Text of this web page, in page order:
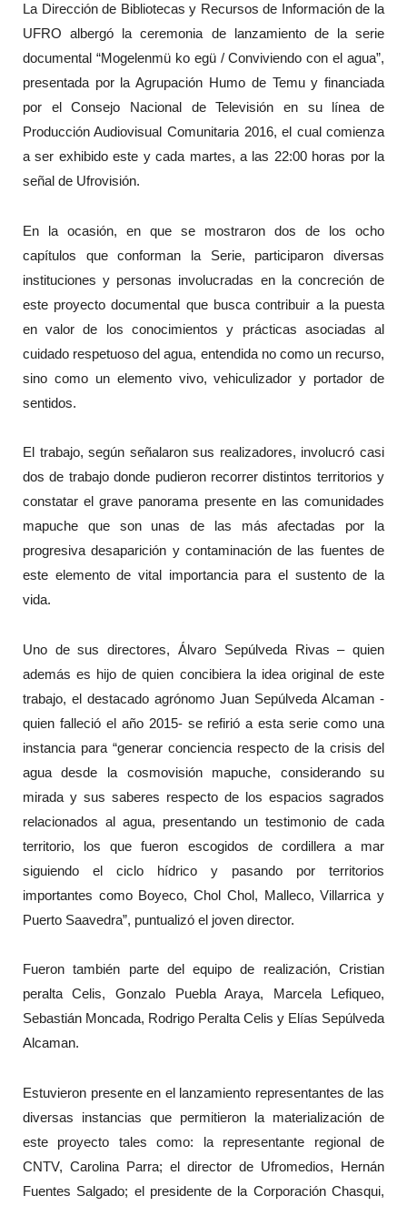
La Dirección de Bibliotecas y Recursos de Información de la
UFRO albergó la ceremonia de lanzamiento de la serie
documental “Mogelenmü ko egü / Conviviendo con el agua”,
presentada por la Agrupación Humo de Temu y financiada
por el Consejo Nacional de Televisión en su línea de
Producción Audiovisual Comunitaria 2016, el cual comienza
a ser exhibido este y cada martes, a las 22:00 horas por la
señal de Ufrovisión.
En la ocasión, en que se mostraron dos de los ocho
capítulos que conforman la Serie, participaron diversas
instituciones y personas involucradas en la concreción de
este proyecto documental que busca contribuir a la puesta
en valor de los conocimientos y prácticas asociadas al
cuidado respetuoso del agua, entendida no como un recurso,
sino como un elemento vivo, vehiculizador y portador de
sentidos.
El trabajo, según señalaron sus realizadores, involucró casi
dos de trabajo donde pudieron recorrer distintos territorios y
constatar el grave panorama presente en las comunidades
mapuche que son unas de las más afectadas por la
progresiva desaparición y contaminación de las fuentes de
este elemento de vital importancia para el sustento de la
vida.
Uno de sus directores, Álvaro Sepúlveda Rivas – quien
además es hijo de quien concibiera la idea original de este
trabajo, el destacado agrónomo Juan Sepúlveda Alcaman -
quien falleció el año 2015- se refirió a esta serie como una
instancia para “generar conciencia respecto de la crisis del
agua desde la cosmovisión mapuche, considerando su
mirada y sus saberes respecto de los espacios sagrados
relacionados al agua, presentando un testimonio de cada
territorio, los que fueron escogidos de cordillera a mar
siguiendo el ciclo hídrico y pasando por territorios
importantes como Boyeco, Chol Chol, Malleco, Villarrica y
Puerto Saavedra”, puntualizó el joven director.
Fueron también parte del equipo de realización, Cristian
peralta Celis, Gonzalo Puebla Araya, Marcela Lefiqueo,
Sebastián Moncada, Rodrigo Peralta Celis y Elías Sepúlveda
Alcaman.
Estuvieron presente en el lanzamiento representantes de las
diversas instancias que permitieron la materialización de
este proyecto tales como: la representante regional de
CNTV, Carolina Parra; el director de Ufromedios, Hernán
Fuentes Salgado; el presidente de la Corporación Chasqui,